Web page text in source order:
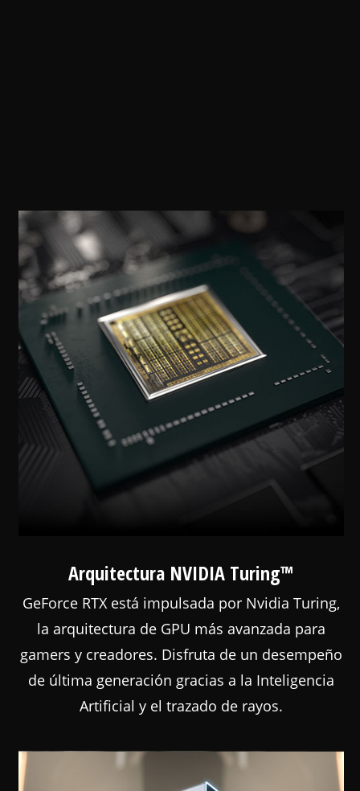
Arquitectura NVIDIA Turing™
GeForce RTX está impulsada por Nvidia Turing,
la arquitectura de GPU más avanzada para
gamers y creadores. Disfruta de un desempeño
de última generación gracias a la Inteligencia
Artificial y el trazado de rayos.